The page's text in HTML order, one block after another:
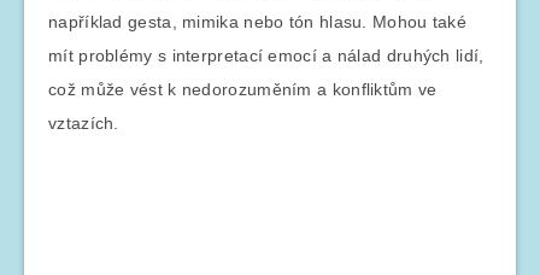
například gesta, mimika nebo tón hlasu. Mohou také
mít problémy s interpretací emocí a nálad druhých lidí,
což může vést k nedorozuměním a konfliktům ve
vztazích.